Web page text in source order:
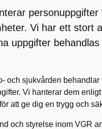
Vi har ett stort
uppgifter
och sjukvården
Vi hanterar dem
att ge dig en trygg och
och styrelse inom VGR